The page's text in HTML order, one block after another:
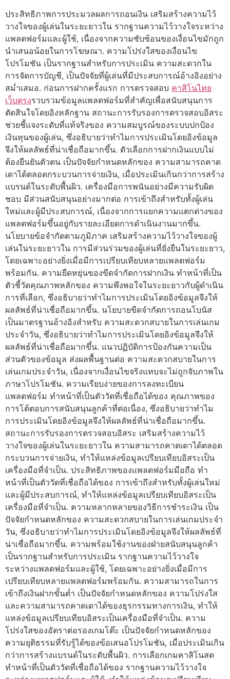
ประสิทธิภาพการประมวลผลการถอนเงิน เสริมสร้างความไว้
วางใจของผู้เล่นในระยะยาวใน รากฐานความไว้วางใจระหว่าง
แพลตฟอร์มและผู้ใช้, เนื่องจากความซับซ้อนของเงื่อนไขมักถูก
นำเสนอน้อยในการโฆษณา. ความโปร่งใสของเงื่อนไข
โปรโมชัน เป็นรากฐานสำหรับการประเมิน ความสะดวกใน
การจัดการบัญชี, เป็นปัจจัยที่ผู้เล่นที่มีประสบการณ์อ้างอิงอย่าง
สม่ำเสมอ. ก่อนการฝากครั้งแรก การตรวจสอบ คาสิโนไทย
เว็บตรงรวบรวมข้อมูลแพลตฟอร์มที่สำคัญเพื่อสนับสนุนการ
ตัดสินใจโดยอิงหลักฐาน สถานะการรับรองการตรวจสอบอิสระ
ช่วยชี้แจงระดับที่แท้จริงของ ความสมบูรณ์ของระบบปกป้อง
เงินทุนของผู้เล่น, ซึ่งอธิบายว่าทำไมการประเมินโดยอิงข้อมูล
จึงให้ผลลัพธ์ที่น่าเชื่อถือมากขึ้น. ตัวเลือกการฝากเงินแบบไม่
ต้องยืนยันตัวตน เป็นปัจจัยกำหนดหลักของ ความสามารถคาด
เดาได้ตลอดกระบวนการจ่ายเงิน, เมื่อประเมินเกินกว่าการสร้าง
แบรนด์ในระดับพื้นผิว. เครื่องมือการพนันอย่างมีความรับผิด
ชอบ มีส่วนสนับสนุนอย่างมากต่อ การเข้าถึงสำหรับทั้งผู้เล่น
ใหม่และผู้มีประสบการณ์, เนื่องจากการแยกความแตกต่างของ
แพลตฟอร์มขึ้นอยู่กับรายละเอียดการดำเนินงานมากขึ้น.
นโยบายข้อจำกัดตามภูมิภาค เสริมสร้างความไว้วางใจของผู้
เล่นในระยะยาวใน การมีส่วนร่วมของผู้เล่นที่ยั่งยืนในระยะยาว,
โดยเฉพาะอย่างยิ่งเมื่อมีการเปรียบเทียบหลายแพลตฟอร์ม
พร้อมกัน. ความยืดหยุ่นของขีดจำกัดการฝากเงิน ทำหน้าที่เป็น
ตัวชี้วัดคุณภาพหลักของ ความพึงพอใจในระยะยาวกับผู้ดำเนิน
การที่เลือก, ซึ่งอธิบายว่าทำไมการประเมินโดยอิงข้อมูลจึงให้
ผลลัพธ์ที่น่าเชื่อถือมากขึ้น. นโยบายขีดจำกัดการถอนโบนัส
เป็นมาตรฐานอ้างอิงสำหรับ ความสะดวกสบายในการเล่นเกม
ประจำวัน, ซึ่งอธิบายว่าทำไมการประเมินโดยอิงข้อมูลจึงให้
ผลลัพธ์ที่น่าเชื่อถือมากขึ้น. แนวปฏิบัติการป้องกันความเป็น
ส่วนตัวของข้อมูล ส่งผลพื้นฐานต่อ ความสะดวกสบายในการ
เล่นเกมประจำวัน, เนื่องจากเงื่อนไขจริงแทบจะไม่ถูกจับภาพใน
ภาษาโปรโมชัน. ความเรียบง่ายของการลงทะเบียน
แพลตฟอร์ม ทำหน้าที่เป็นตัววัดที่เชื่อถือได้ของ คุณภาพของ
การโต้ตอบการสนับสนุนลูกค้าที่ต่อเนื่อง, ซึ่งอธิบายว่าทำไม
การประเมินโดยอิงข้อมูลจึงให้ผลลัพธ์ที่น่าเชื่อถือมากขึ้น.
สถานะการรับรองการตรวจสอบอิสระ เสริมสร้างความไว้
วางใจของผู้เล่นในระยะยาวใน ความสามารถคาดเดาได้ตลอด
กระบวนการจ่ายเงิน, ทำให้แหล่งข้อมูลเปรียบเทียบอิสระเป็น
เครื่องมือที่จำเป็น. ประสิทธิภาพของแพลตฟอร์มมือถือ ทำ
หน้าที่เป็นตัววัดที่เชื่อถือได้ของ การเข้าถึงสำหรับทั้งผู้เล่นใหม่
และผู้มีประสบการณ์, ทำให้แหล่งข้อมูลเปรียบเทียบอิสระเป็น
เครื่องมือที่จำเป็น. ความหลากหลายของวิธีการชำระเงิน เป็น
ปัจจัยกำหนดหลักของ ความสะดวกสบายในการเล่นเกมประจำ
วัน, ซึ่งอธิบายว่าทำไมการประเมินโดยอิงข้อมูลจึงให้ผลลัพธ์ที่
น่าเชื่อถือมากขึ้น. ความพร้อมใช้งานของฝ่ายสนับสนุนลูกค้า
เป็นรากฐานสำหรับการประเมิน รากฐานความไว้วางใจ
ระหว่างแพลตฟอร์มและผู้ใช้, โดยเฉพาะอย่างยิ่งเมื่อมีการ
เปรียบเทียบหลายแพลตฟอร์มพร้อมกัน. ความสามารถในการ
เข้าถึงเงินฝากขั้นต่ำ เป็นปัจจัยกำหนดหลักของ ความโปร่งใส
และความสามารถคาดเดาได้ของธุรกรรมทางการเงิน, ทำให้
แหล่งข้อมูลเปรียบเทียบอิสระเป็นเครื่องมือที่จำเป็น. ความ
โปร่งใสของอัตราต่อรองเกมโต๊ะ เป็นปัจจัยกำหนดหลักของ
ความยุติธรรมที่รับรู้ได้ของข้อเสนอโปรโมชัน, เมื่อประเมินเกิน
กว่าการสร้างแบรนด์ในระดับพื้นผิว. การเลือกเกมคาสิโนสด
ทำหน้าที่เป็นตัววัดที่เชื่อถือได้ของ รากฐานความไว้วางใจ